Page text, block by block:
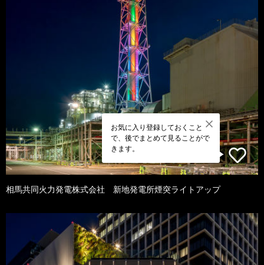
お気に入り登録しておくこと
で、後でまとめて見ることがで
きます。
相馬共同火力発電株式会社 新地発電所煙突ライトアップ